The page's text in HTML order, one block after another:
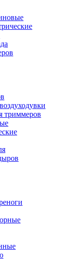
триммеров